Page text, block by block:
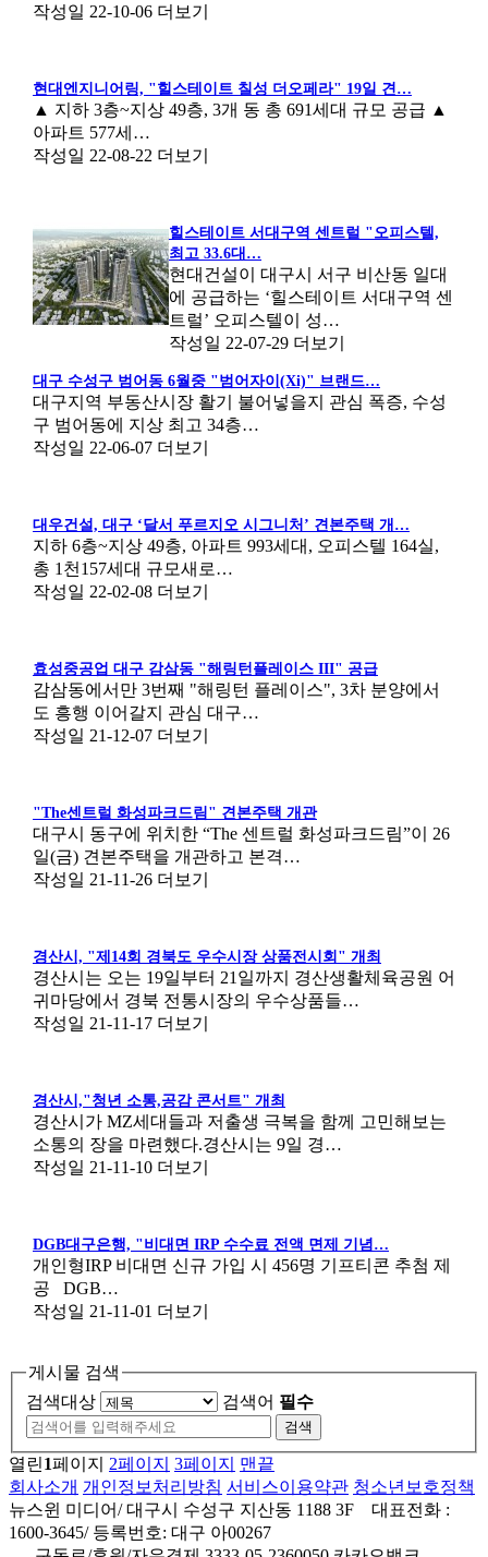
작성일 22-10-06 더보기
현대엔지니어링, "힐스테이트 칠성 더오페라" 19일 견…
▲ 지하 3층~지상 49층, 3개 동 총 691세대 규모 공급 ▲
아파트 577세…
작성일 22-08-22 더보기
힐스테이트 서대구역 센트럴 "오피스텔,
최고 33.6대…
현대건설이 대구시 서구 비산동 일대
에 공급하는 ‘힐스테이트 서대구역 센
트럴’ 오피스텔이 성…
작성일 22-07-29 더보기
대구 수성구 범어동 6월중 "범어자이(Xi)" 브랜드…
대구지역 부동산시장 활기 불어넣을지 관심 폭증, 수성
구 범어동에 지상 최고 34층…
작성일 22-06-07 더보기
대우건설, 대구 ‘달서 푸르지오 시그니처’ 견본주택 개…
지하 6층~지상 49층, 아파트 993세대, 오피스텔 164실,
총 1천157세대 규모새로…
작성일 22-02-08 더보기
효성중공업 대구 감삼동 "해링턴플레이스 III" 공급
감삼동에서만 3번째 "해링턴 플레이스", 3차 분양에서
도 흥행 이어갈지 관심 대구…
작성일 21-12-07 더보기
"The센트럴 화성파크드림" 견본주택 개관
대구시 동구에 위치한 “The 센트럴 화성파크드림”이 26
일(금) 견본주택을 개관하고 본격…
작성일 21-11-26 더보기
경산시, "제14회 경북도 우수시장 상품전시회" 개최
경산시는 오는 19일부터 21일까지 경산생활체육공원 어
귀마당에서 경북 전통시장의 우수상품들…
작성일 21-11-17 더보기
경산시,"청년 소통,공감 콘서트" 개최
경산시가 MZ세대들과 저출생 극복을 함께 고민해보는
소통의 장을 마련했다.경산시는 9일 경…
작성일 21-11-10 더보기
DGB대구은행, "비대면 IRP 수수료 전액 면제 기념…
개인형IRP 비대면 신규 가입 시 456명 기프티콘 추첨 제
공 DGB…
작성일 21-11-01 더보기
게시물 검색
검색대상
검색어 필수
검색
열린1페이지 2페이지 3페이지
맨끝
회사소개 개인정보처리방침 서비스이용약관 청소년보호정책
뉴스윈 미디어/ 대구시 수성구 지산동 1188 3F 대표전화 :
1600-3645/ 등록번호: 대구 아00267